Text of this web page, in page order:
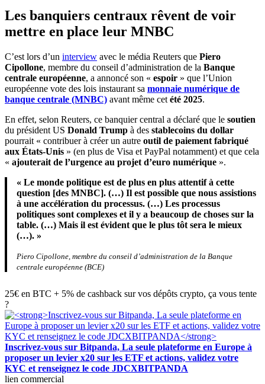
Les banquiers centraux rêvent de voir
mettre en place leur MNBC
C’est lors d’un interview avec le média Reuters que Piero
Cipollone, membre du conseil d’administration de la Banque
centrale européenne, a annoncé son « espoir » que l’Union
européenne vote des lois instaurant sa monnaie numérique de
banque centrale (MNBC) avant même cet été 2025.
En effet, selon Reuters, ce banquier central a déclaré que le soutien
du président US Donald Trump à des stablecoins du dollar
pourrait « contribuer à créer un autre outil de paiement fabriqué
aux États-Unis » (en plus de Visa et PayPal notamment) et que cela
« ajouterait de l’urgence au projet d’euro numérique ».
« Le monde politique est de plus en plus attentif à cette
question [des MNBC]. (…) Il est possible que nous assistions
à une accélération du processus. (…) Les processus
politiques sont complexes et il y a beaucoup de choses sur la
table. (…) Mais il est évident que le plus tôt sera le mieux
(…). »
Piero Cipollone, membre du conseil d’administration de la Banque
centrale européenne (BCE)
25€ en BTC + 5% de cashback sur vos dépôts crypto, ça vous tente
?
Inscrivez-vous sur Bitpanda, La seule plateforme en Europe à
proposer un levier x20 sur les ETF et actions, validez votre
KYC et renseignez le code JDCXBITPANDA
lien commercial